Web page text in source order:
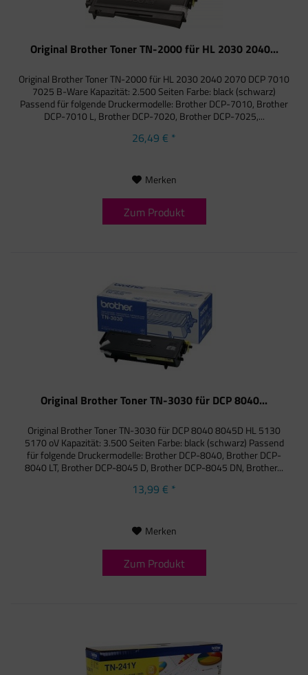
Original Brother Toner TN-2000 für HL 2030 2040...
Original Brother Toner TN-2000 für HL 2030 2040 2070 DCP 7010
7025 B-Ware Kapazität: 2.500 Seiten Farbe: black (schwarz)
Passend für folgende Druckermodelle: Brother DCP-7010, Brother
DCP-7010 L, Brother DCP-7020, Brother DCP-7025,...
26,49 € *
Merken
Zum Produkt
Original Brother Toner TN-3030 für DCP 8040...
Original Brother Toner TN-3030 für DCP 8040 8045D HL 5130
5170 oV Kapazität: 3.500 Seiten Farbe: black (schwarz) Passend
für folgende Druckermodelle: Brother DCP-8040, Brother DCP-
8040 LT, Brother DCP-8045 D, Brother DCP-8045 DN, Brother...
13,99 € *
Merken
Zum Produkt